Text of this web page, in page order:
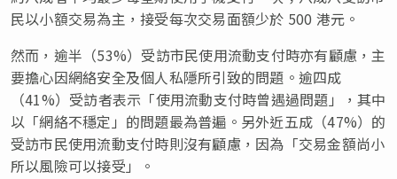
民以小額交易為主，接受每次交易面額少於 500 港元。
然而，逾半（53%）受訪市民使用流動支付時亦有顧慮，主
要擔心因網絡安全及個人私隱所引致的問題。逾四成
（41%）受訪者表示「使用流動支付時曾遇過問題」，其中
以「網絡不穩定」的問題最為普遍。另外近五成（47%）的
受訪市民使用流動支付時則沒有顧慮，因為「交易金額尚小
所以風險可以接受」。